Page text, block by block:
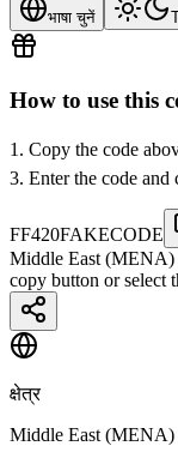
भाषा चुनें
How to use this
1. Copy the code
3. Enter the code
FF420FAKECODE
Middle East (MENA)
copy button or select
क्षेत्र
Middle East (MENA)